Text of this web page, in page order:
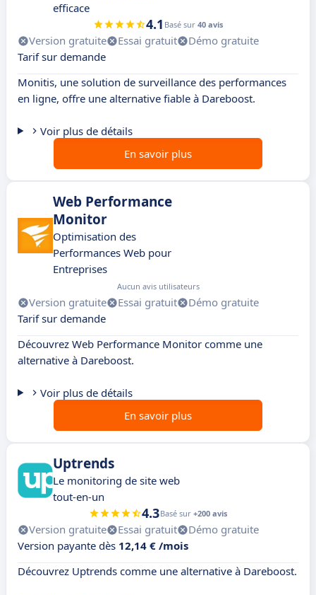
efficace
4.1 Basé sur 40 avis
Version gratuite Essai gratuit
Démo gratuite
Tarif sur demande
Monitis, une solution de surveillance des performances
en ligne, offre une alternative fiable à Dareboost.
Voir plus de détails
En savoir plus
Web Performance
Monitor
Optimisation des
Performances Web pour
Entreprises
Aucun avis utilisateurs
Version gratuite Essai gratuit
Démo gratuite
Tarif sur demande
Découvrez Web Performance Monitor comme une
alternative à Dareboost.
Voir plus de détails
En savoir plus
Uptrends
Le monitoring de site web
tout-en-un
4.3Basé sur +200 avis
Version gratuite Essai gratuit
Démo gratuite
Version payante dès 12,14 € /mois
Découvrez Uptrends comme une alternative à Dareboost.